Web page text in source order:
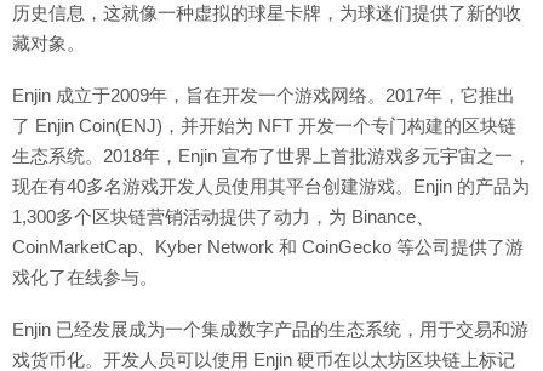
历史信息，这就像一种虚拟的球星卡牌，为球迷们提供了新的收
藏对象。
Enjin 成立于2009年，旨在开发一个游戏网络。2017年，它推出
了 Enjin Coin(ENJ)，并开始为 NFT 开发一个专门构建的区块链
生态系统。2018年，Enjin 宣布了世界上首批游戏多元宇宙之一，
现在有40多名游戏开发人员使用其平台创建游戏。Enjin 的产品为
1,300多个区块链营销活动提供了动力，为 Binance、
CoinMarketCap、Kyber Network 和 CoinGecko 等公司提供了游
戏化了在线参与。
Enjin 已经发展成为一个集成数字产品的生态系统，用于交易和游
戏货币化。开发人员可以使用 Enjin 硬币在以太坊区块链上标记